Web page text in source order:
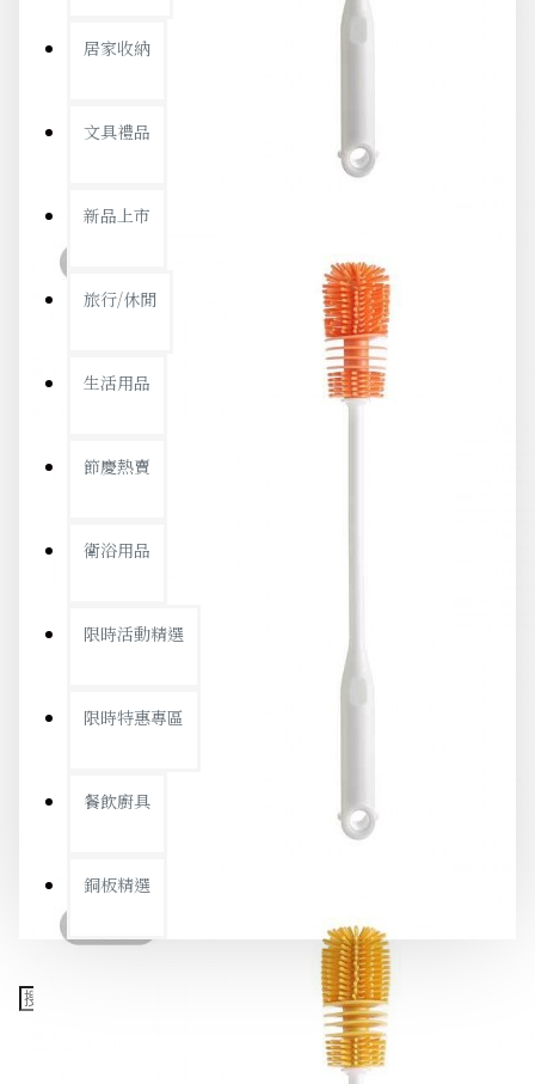
居家收納
文具禮品
新品上市
旅行/休閒
生活用品
節慶熱賣
衛浴用品
限時活動精選
限時特惠專區
餐飲廚具
銅板精選